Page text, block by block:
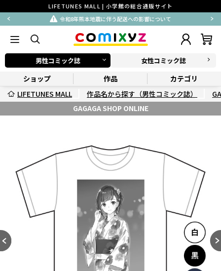
LIFETUNES MALL | 小学館の総合通販サイト
令和8年熊本地震に伴う配送への影響について
男性コミック誌 女性コミック誌
ショップ 作品
カテゴリ
LIFETUNES MALL
作品名から探す（男性コミック誌）
GAGAGA SHOP ONLINE